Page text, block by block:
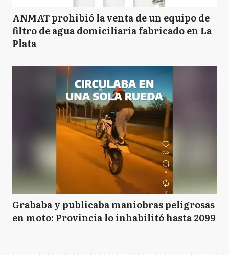
ANMAT prohibió la venta de un equipo de
filtro de agua domiciliaria fabricado en La
Plata
Grababa y publicaba maniobras peligrosas
en moto: Provincia lo inhabilitó hasta 2099